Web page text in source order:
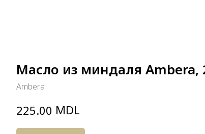
Масло из миндаля Ambera,
Ambera
225.00 MDL